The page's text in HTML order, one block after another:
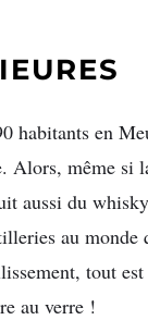
habitants en
Alors, même
aussi du
au
tout
au verre !